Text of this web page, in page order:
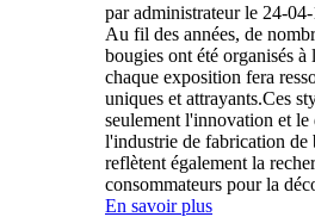
par administrateur le 24-
Au fil des années, de
bougies ont été organisés
chaque exposition fera
uniques et attrayants.Ces
seulement l'innovation et le
l'industrie de fabrication de
reflètent également la
consommateurs pour la
En savoir plus